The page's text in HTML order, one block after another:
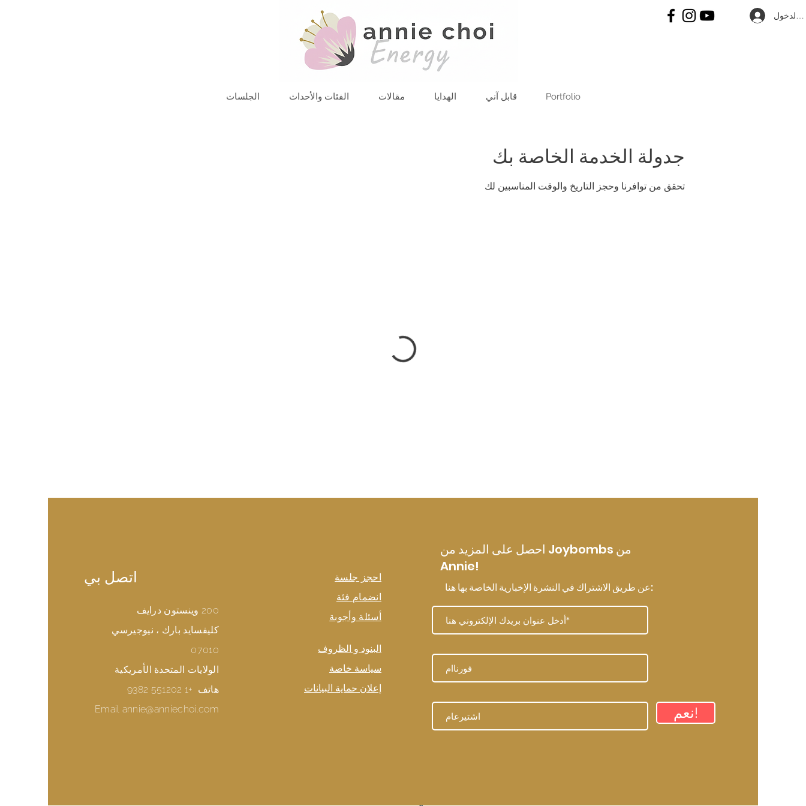
الدخول
الجلسات الفئات والأحداث مقالات الهدايا قابل آني Portfolio
جدولة الخدمة الخاصة بك
تحقق من توافرنا وحجز التاريخ والوقت المناسبين لك
200 وينستون درايف
كليفسايد بارك ، نيوجيرسي
07010
الولايات المتحدة الأمريكية
هاتف +1 551202 9382
Email annie@anniechoi.com
احجز جلسة
انضمام فئة
أسئلة وأجوبة
البنود و الظروف
سياسة خاصة
إعلان حماية البيانات
احصل على المزيد من Joybombs من
Annie!
عن طريق الاشتراك في النشرة الإخبارية الخاصة بها هنا:
نعم!